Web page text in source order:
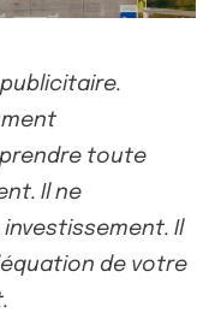
toute
Il ne
Il
de votre